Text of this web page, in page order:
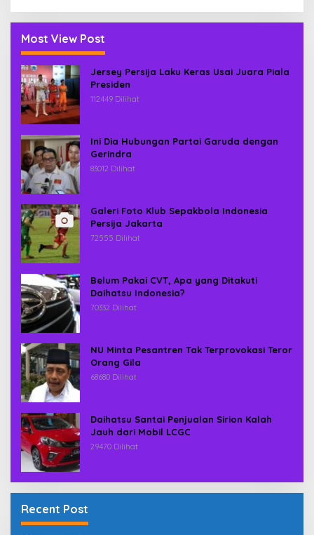
Most View Post
Jersey Persija Laku Keras Usai Juara Piala
Presiden
112449 Dilihat
Ini Dia Hubungan Partai Garuda dengan
Gerindra
83012 Dilihat
Galeri Foto Klub Sepakbola Indonesia
Persija Jakarta
72555 Dilihat
Belum Pakai CVT, Apa yang Ditakuti
Daihatsu Indonesia?
70332 Dilihat
NU Minta Pesantren Tak Terprovokasi Teror
Orang Gila
68680 Dilihat
Daihatsu Santai Penjualan Sirion Kalah
Jauh dari Mobil LCGC
29470 Dilihat
Recent Post